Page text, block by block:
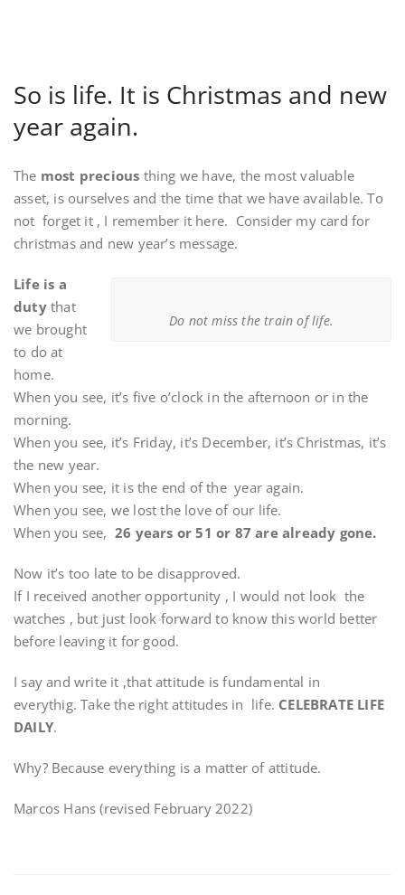
So is life. It is Christmas and new
year again.
The most precious thing we have, the most valuable
asset, is ourselves and the time that we have available. To
not forget it , I remember it here. Consider my card for
christmas and new year’s message.
Do not miss the train of life.
Life is a
dutythat
we brought
to do at
home.
When you see, it’s five o’clock in the afternoon or in the
morning.
When you see, it’s Friday, it’s December, it’s Christmas, it’s
the new year.
When you see, it is the end of the year again.
When you see, we lost the love of our life.
When you see, 26 years or 51 or 87 are already gone.
Now it’s too late to be disapproved.
If I received another opportunity , I would not look the
watches , but just look forward to know this world better
before leaving it for good.
I say and write it ,that attitude is fundamental in
everythig. Take the right attitudes in life. CELEBRATE LIFE
DAILY.
Why? Because everything is a matter of attitude.
Marcos Hans (revised February 2022)